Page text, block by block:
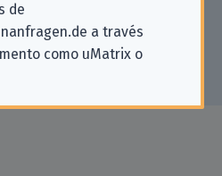
de
a través
como uMatrix o